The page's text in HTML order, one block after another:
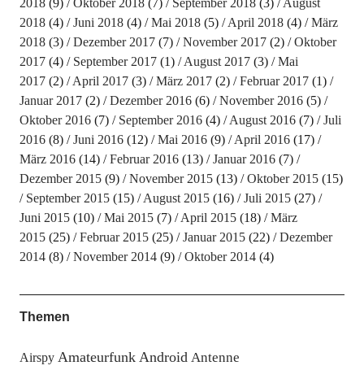
2018(4) Juni 2018(4) Mai 2018(5) April 2018(4)
März
2018(3) Dezember 2017(7) November 2017(2)
Oktober
2017(4) September 2017(1) August 2017(3)
Mai
2017(2) April 2017(3) März 2017(2) Februar 2017(1)
Januar 2017(2) Dezember 2016(6) November 2016(5)
Oktober 2016(7) September 2016(4) August 2016(7)
Juli
2016(8) Juni 2016(12) Mai 2016(9) April 2016(17)
März 2016(14) Februar 2016(13) Januar 2016(7)
Dezember 2015(9) November 2015(13) Oktober 2015(15)
September 2015(15) August 2015(16) Juli 2015(27)
Juni 2015(10) Mai 2015(7) April 2015(18)
März
2015(25) Februar 2015(25) Januar 2015(22)
Dezember
2014(8) November 2014(9) Oktober 2014(4)
Themen
Airspy Amateurfunk Android Antenne